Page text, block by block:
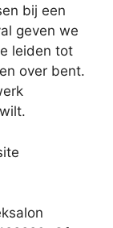
bij een
geven we
leiden tot
over bent.